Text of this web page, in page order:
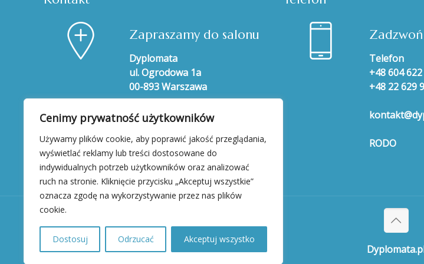
Cenimy prywatność użytkowników
Używamy plików cookie, aby poprawić jakość przeglądania,
wyświetlać reklamy lub treści dostosowane do
indywidualnych potrzeb użytkowników oraz analizować
ruch na stronie. Kliknięcie przycisku „Akceptuj wszystkie”
oznacza zgodę na wykorzystywanie przez nas plików
cookie.
Dostosuj Odrzucać Akceptuj wszystko
Zapraszamy do salonu
Dyplomata
ul. Ogrodowa 1a
00-893 Warszawa
Telefon
+48 604 622
+48 22 629
RODO